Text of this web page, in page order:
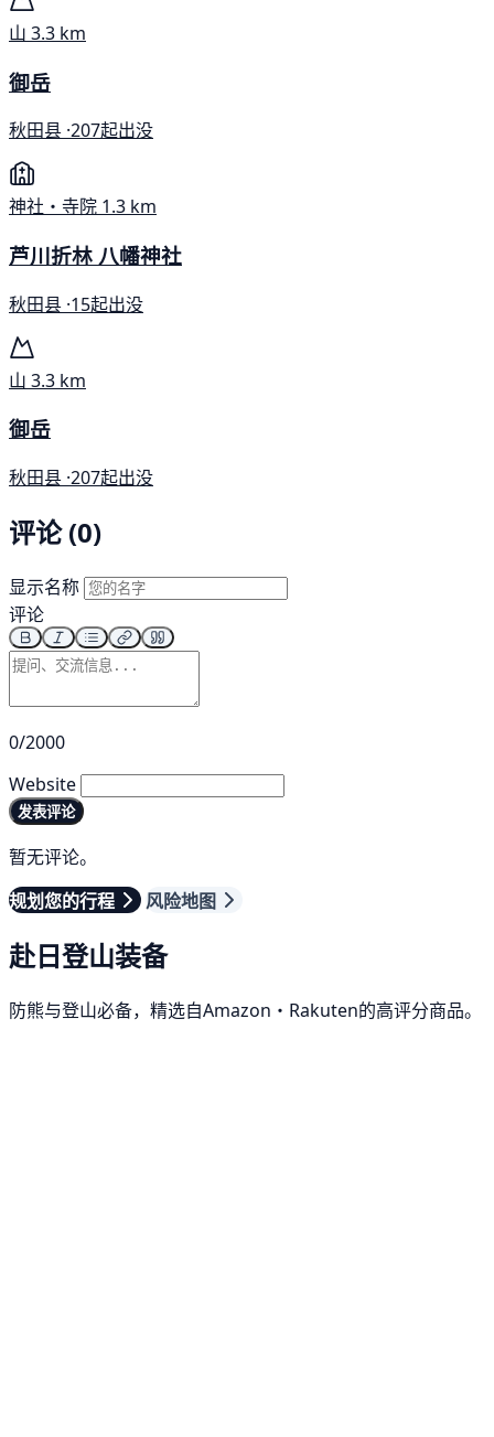
山 3.3 km
御岳
秋田县 ·207起出没
神社・寺院 1.3 km
芦川折林 八幡神社
秋田县 ·15起出没
山 3.3 km
御岳
秋田县 ·207起出没
评论 (0)
显示名称
评论
0/2000
Website
发表评论
暂无评论。
规划您的行程
风险地图
赴日登山装备
防熊与登山必备，精选自Amazon・Rakuten的高评分商品。